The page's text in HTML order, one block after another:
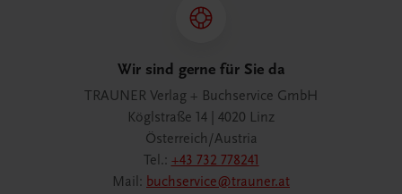
Wir sind gerne für Sie da
TRAUNER Verlag + Buchservice GmbH
Köglstraße 14 | 4020 Linz
Österreich/Austria
Tel.: +43 732 778241
Mail: buchservice@trauner.at